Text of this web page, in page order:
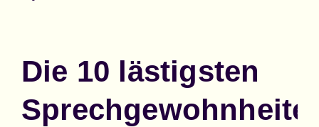
Die 10 lästigsten